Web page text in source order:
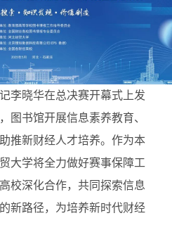
李晓华在总决赛开幕式上发
图书馆开展信息素养教育、
推新财经人才培养。作为本
大学将全力做好赛事保障工
校深化合作，共同探索信息
新路径，为培养新时代财经